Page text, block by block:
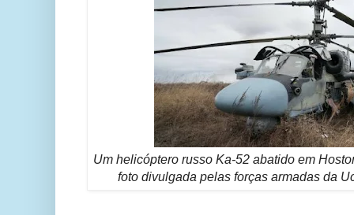
Um helicóptero russo Ka-52 abatido em
foto divulgada pelas forças armadas da